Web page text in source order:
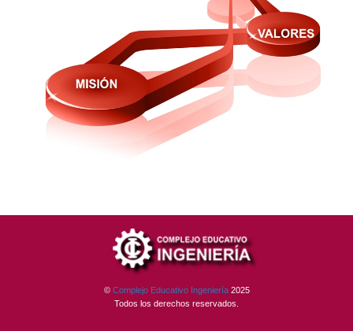
© Complejo Educativo Ingeniería 2025
Todos los derechos reservados.